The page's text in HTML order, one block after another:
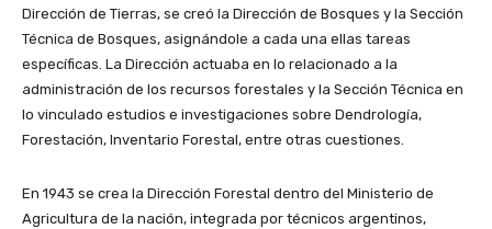
Dirección de Tierras, se creó la Dirección de Bosques y la Sección
Técnica de Bosques, asignándole a cada una ellas tareas
específicas. La Dirección actuaba en lo relacionado a la
administración de los recursos forestales y la Sección Técnica en
lo vinculado estudios e investigaciones sobre Dendrología,
Forestación, Inventario Forestal, entre otras cuestiones.
En 1943 se crea la Dirección Forestal dentro del Ministerio de
Agricultura de la nación, integrada por técnicos argentinos,